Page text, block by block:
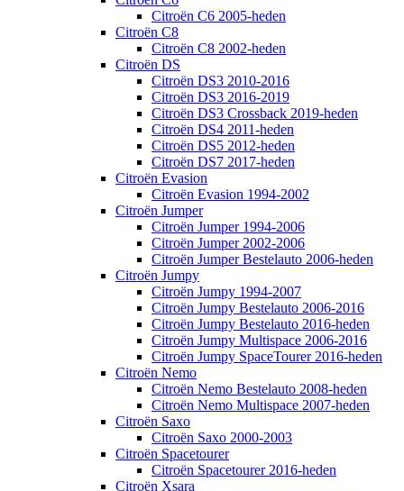
Citroën C6 2005-heden
Citroën C8
Citroën C8 2002-heden
Citroën DS
Citroën DS3 2010-2016
Citroën DS3 2016-2019
Citroën DS3 Crossback 2019-heden
Citroën DS4 2011-heden
Citroën DS5 2012-heden
Citroën DS7 2017-heden
Citroën Evasion
Citroën Evasion 1994-2002
Citroën Jumper
Citroën Jumper 1994-2006
Citroën Jumper 2002-2006
Citroën Jumper Bestelauto 2006-heden
Citroën Jumpy
Citroën Jumpy 1994-2007
Citroën Jumpy Bestelauto 2006-2016
Citroën Jumpy Bestelauto 2016-heden
Citroën Jumpy Multispace 2006-2016
Citroën Jumpy SpaceTourer 2016-heden
Citroën Nemo
Citroën Nemo Bestelauto 2008-heden
Citroën Nemo Multispace 2007-heden
Citroën Saxo
Citroën Saxo 2000-2003
Citroën Spacetourer
Citroën Spacetourer 2016-heden
Citroën Xsara